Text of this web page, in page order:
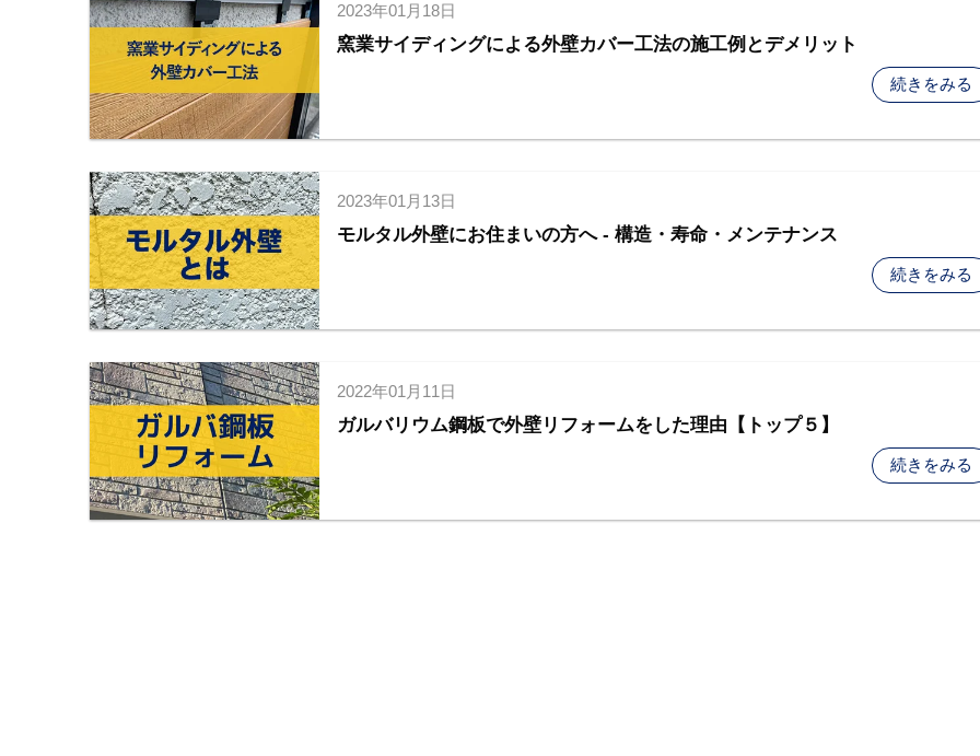
2023年01月18日
窯業サイディングによる外壁カバー工法の施工例とデメリット
続きをみる
2023年01月13日
モルタル外壁にお住まいの方へ - 構造・寿命・メンテナンス
続きをみる
2022年01月11日
ガルバリウム鋼板で外壁リフォームをした理由【トップ５】
続きをみる